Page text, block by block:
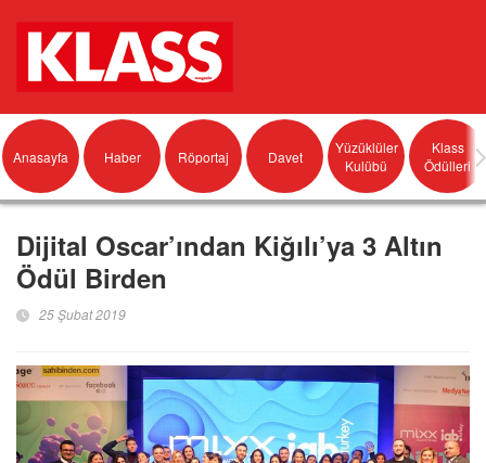
Anasayfa Haber Röportaj Davet
Yüzüklüler
Kulübü
Klass
Ödülleri
Dijital Oscar’ından Kiğılı’ya 3 Altın
Ödül Birden
25 Şubat 2019